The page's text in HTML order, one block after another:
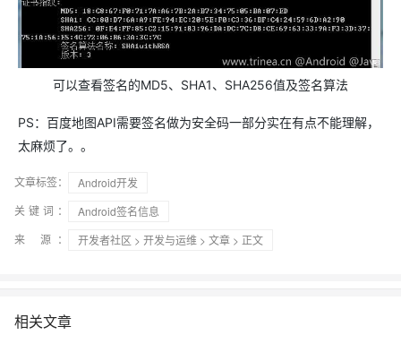
可以查看签名的MD5、SHA1、SHA256值及签名算法
PS：百度地图API需要签名做为安全码一部分实在有点不能理解，
太麻烦了。。
文章标签：
Android开发
关键词：
Android签名信息
来 源：
开发者社区 > 开发与运维 > 文章 > 正文
相关文章